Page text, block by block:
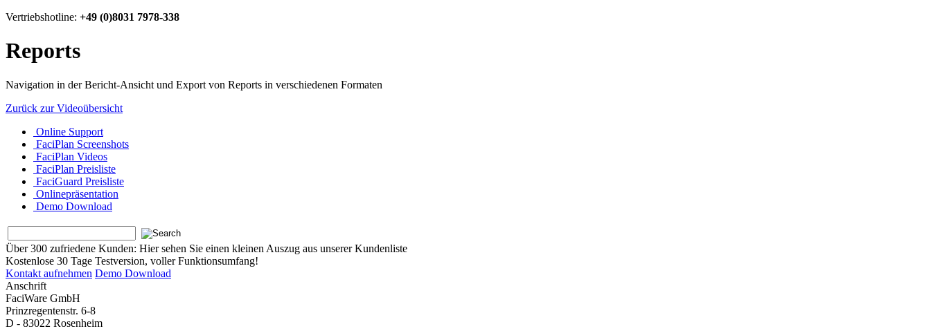
Vertriebshotline: +49 (0)8031 7978-338
Reports
Navigation in der Bericht-Ansicht und Export von Reports in verschiedenen Formaten
Zurück zur Videoübersicht
Online Support
FaciPlan Screenshots
FaciPlan Videos
FaciPlan Preisliste
FaciGuard Preisliste
Onlinepräsentation
Demo Download
Über 300 zufriedene Kunden: Hier sehen Sie einen kleinen Auszug aus unserer Kundenliste
Kostenlose 30 Tage Testversion, voller Funktionsumfang!
Kontakt aufnehmen Demo Download
Anschrift
FaciWare GmbH
Prinzregentenstr. 6-8
D - 83022 Rosenheim